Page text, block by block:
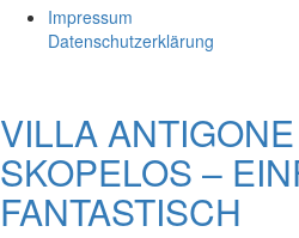
Impressum
Datenschutzerklärung
VILLA
SKOPELOS –
FANTASTISCH